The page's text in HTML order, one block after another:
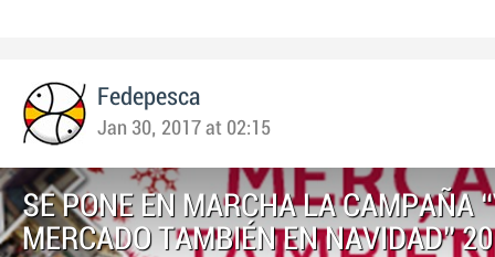
Fedepesca
Jan 30, 2017 at 02:15
SE PONE EN MARCHA LA CAMPAÑA
MERCADO TAMBIÉN EN NAVIDAD”